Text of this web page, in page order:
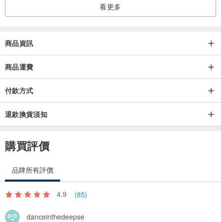
看更多
商品資訊
商品運費
付款方式
退款換貨須知
購買評價
品牌所有評價
4.9 (85)
danceinthedeepse